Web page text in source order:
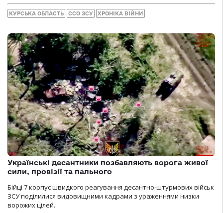
КУРСЬКА ОБЛАСТЬ ССО ЗСУ ХРОНІКА ВІЙНИ
Українські десантники позбавляють ворога живої
сили, провізії та пального
Бійці 7 корпус швидкого реагування десантно-штурмових військ
ЗСУ поділилися видовищними кадрами з ураженнями низки
ворожих цілей.